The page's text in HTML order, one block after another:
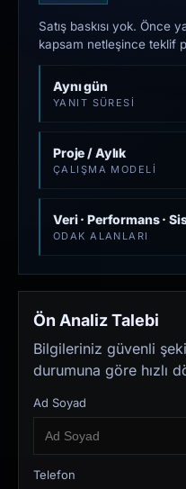
Satış baskısı yok. Önce
kapsam netleşince teklif
Aynı gün
YANIT SÜRESI
Proje / Aylık
ÇALIŞMA MODELI
Veri · Performans ·
ODAK ALANLARI
Ön Analiz Talebi
Bilgileriniz güvenli
durumuna göre hızlı
Ad Soyad
Telefon